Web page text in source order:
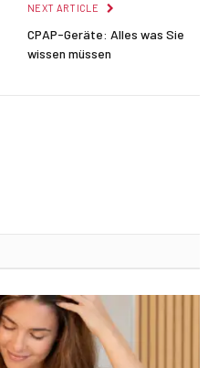
NEXT ARTICLE
CPAP-Geräte: Alles was Sie
wissen müssen